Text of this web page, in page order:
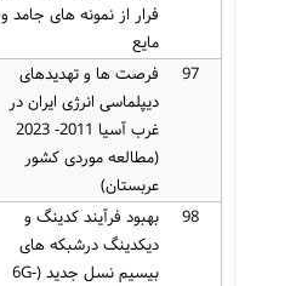
فرار از نمونه های جامد و
مایع
97
فرصت ها و تهدیدهای
دیپلماسی انرژی ایران در
غرب آسیا 2011- 2023
(مطالعه موردی کشور
عربستان)
98
بهبود فرآیند کدینگ و
دیکدینگ درشبکه های
بیسیم نسل جدید (6G-